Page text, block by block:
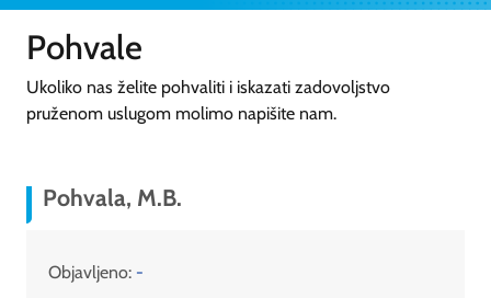
Pohvale
Ukoliko nas želite pohvaliti i iskazati zadovoljstvo
pruženom uslugom molimo napišite nam.
Pohvala, M.B.
Objavljeno: -